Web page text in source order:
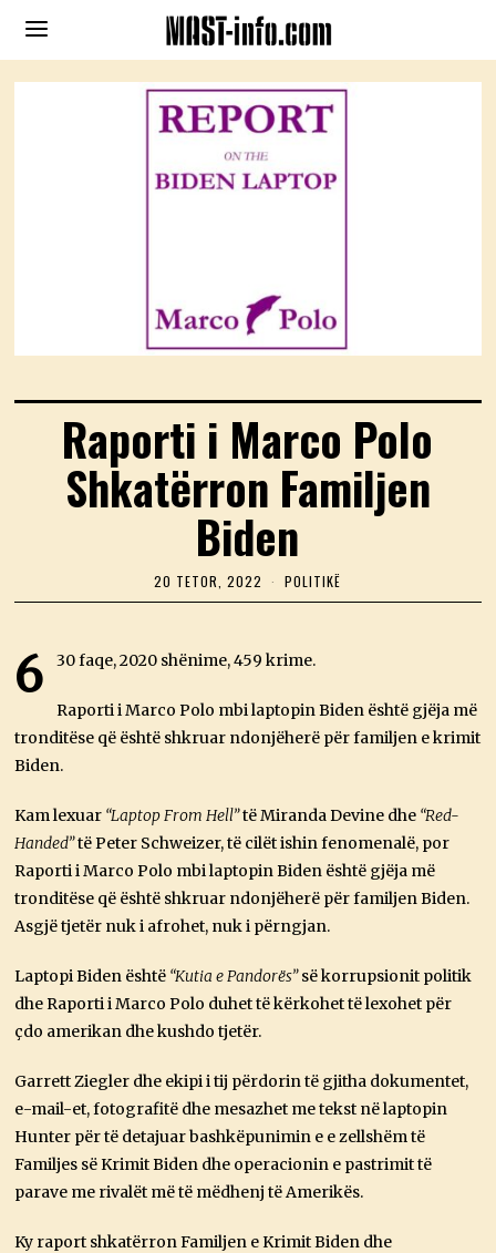
Raporti i Marco Polo
Shkatërron Familjen
Biden
20 TETOR, 2022
0
T
O
,
2
0
POLITIKË
6 30 faqe, 2020 shënime, 459 krime.
Raporti i Marco Polo mbi laptopin Biden është gjëja më
tronditëse që është shkruar ndonjëherë për familjen e krimit
Biden.
Kam lexuar “Laptop From Hell”të Miranda Devine dhe “Red-
Handed”të Peter Schweizer, të cilët ishin fenomenalë, por
Raporti i Marco Polo mbi laptopin Biden është gjëja më
tronditëse që është shkruar ndonjëherë për familjen Biden.
Asgjë tjetër nuk i afrohet, nuk i përngjan.
Laptopi Biden është “Kutia e Pandorës”së korrupsionit politik
dhe Raporti i Marco Polo duhet të kërkohet të lexohet për
çdo amerikan dhe kushdo tjetër.
Garrett Ziegler dhe ekipi i tij përdorin të gjitha dokumentet,
e-mail-et, fotografitë dhe mesazhet me tekst në laptopin
Hunter për të detajuar bashkëpunimin e e zellshëm të
Familjes së Krimit Biden dhe operacionin e pastrimit të
parave me rivalët më të mëdhenj të Amerikës.
Ky raport shkatërron Familjen e Krimit Biden dhe